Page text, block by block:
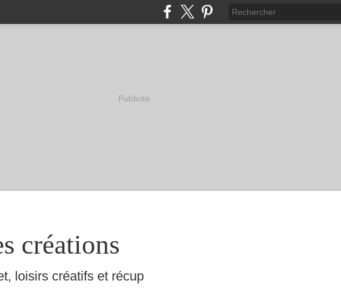
Publicité
créations
loisirs créatifs et récup